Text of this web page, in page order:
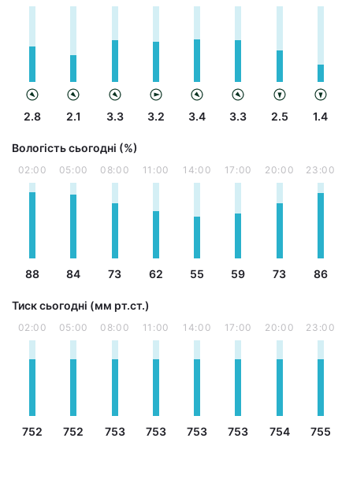
2.8 2.1 3.3 3.2 3.4 3.3 2.5 1.4
Вологість сьогодні (%)
02:00
88
05:00
84
08:00
73
11:00
62
14:00
55
17:00
59
20:00
73
23:00
86
Тиск сьогодні (мм рт.ст.)
02:00
752
05:00
752
08:00
753
11:00
753
14:00
753
17:00
753
20:00
754
23:00
755